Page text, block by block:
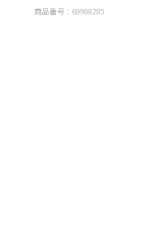
商品番号： 69988285